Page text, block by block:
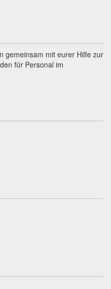
gemeinsam mit eurer Hilfe zur
für Personal im